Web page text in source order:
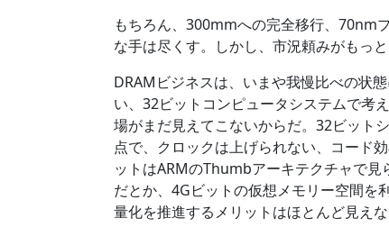
もちろん、300mmへの完全移行、70nm
な手は尽くす。しかし、市況頼みがもっ
DRAMビジネスは、いまや我慢比べの状
い、32ビットコンピュータシステムで考
場がまだ見えてこないからだ。32ビット
点で、クロックは上げられない、コード
ットはARMのThumbアーキテクチャで
だとか、4Gビットの仮想メモリー空間を
量化を推進するメリットはほとんど見えな